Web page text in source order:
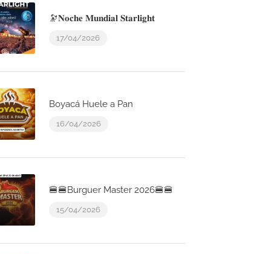
🔭𝐍𝐨𝐜𝐡𝐞 𝐌𝐮𝐧𝐝𝐢𝐚𝐥 𝐒𝐭𝐚𝐫𝐥𝐢𝐠𝐡𝐭
17/04/2026
Boyacá Huele a Pan
16/04/2026
🍔🍔Burguer Master 2026🍔🍔
15/04/2026